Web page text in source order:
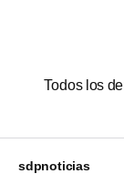
Todos los
sdpnoticias